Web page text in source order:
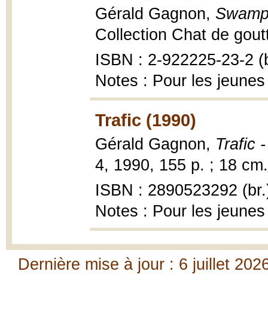
Gérald Gagnon,
Collection Chat de
ISBN : 2-922225-23-2
Notes : Pour les
Trafic (1990)
Gérald Gagnon, Trafic
4, 1990, 155 p. ; 18 cm.
ISBN : 2890523292
Notes : Pour les
Dernière mise à jour : 6 juillet